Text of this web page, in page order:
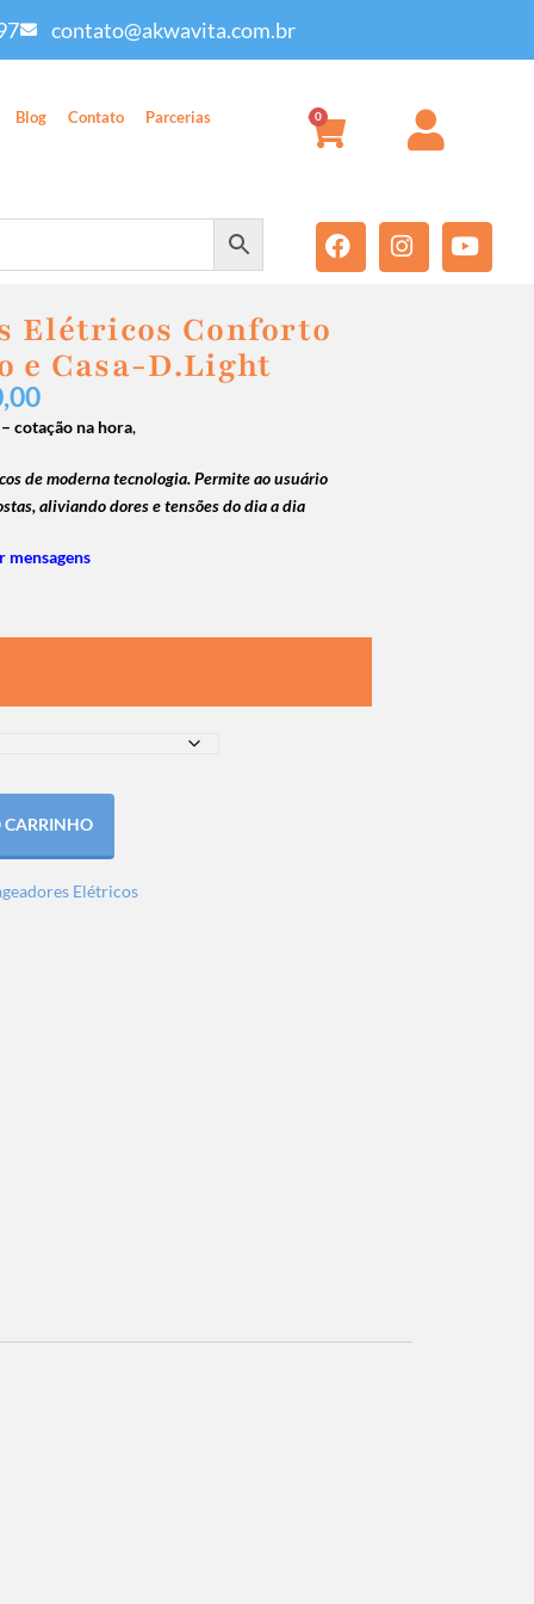
contato@akwavita.com.br
Blog Contato Parcerias 0
Elétricos Conforto
e Casa-D.Light
cotação na hora,
de moderna tecnologia.Permite ao usuário
aliviando dores e tensões do dia a dia
mensagens
Elétricos